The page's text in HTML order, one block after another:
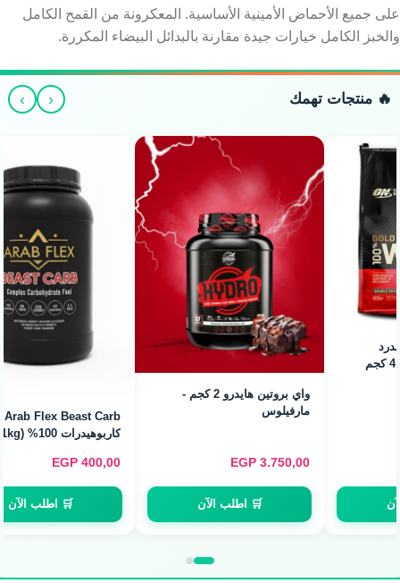
على جميع الأحماض الأمينية الأساسية. المعكرونة من القمح الكامل
والخبز الكامل خيارات جيدة مقارنة بالبدائل البيضاء المكررة.
🔥 منتجات تهمك ‹
›
EGP
🛒 اطلب الآن
كاربوهيدرات للدورة التدريبية
EGP
🛒 اطلب الآن